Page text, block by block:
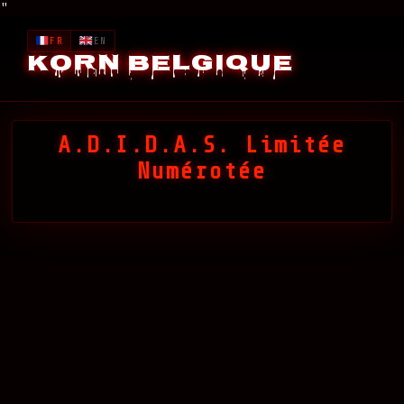
"
Korn Belgique
FR EN
A.D.I.D.A.S. Limitée
Numérotée